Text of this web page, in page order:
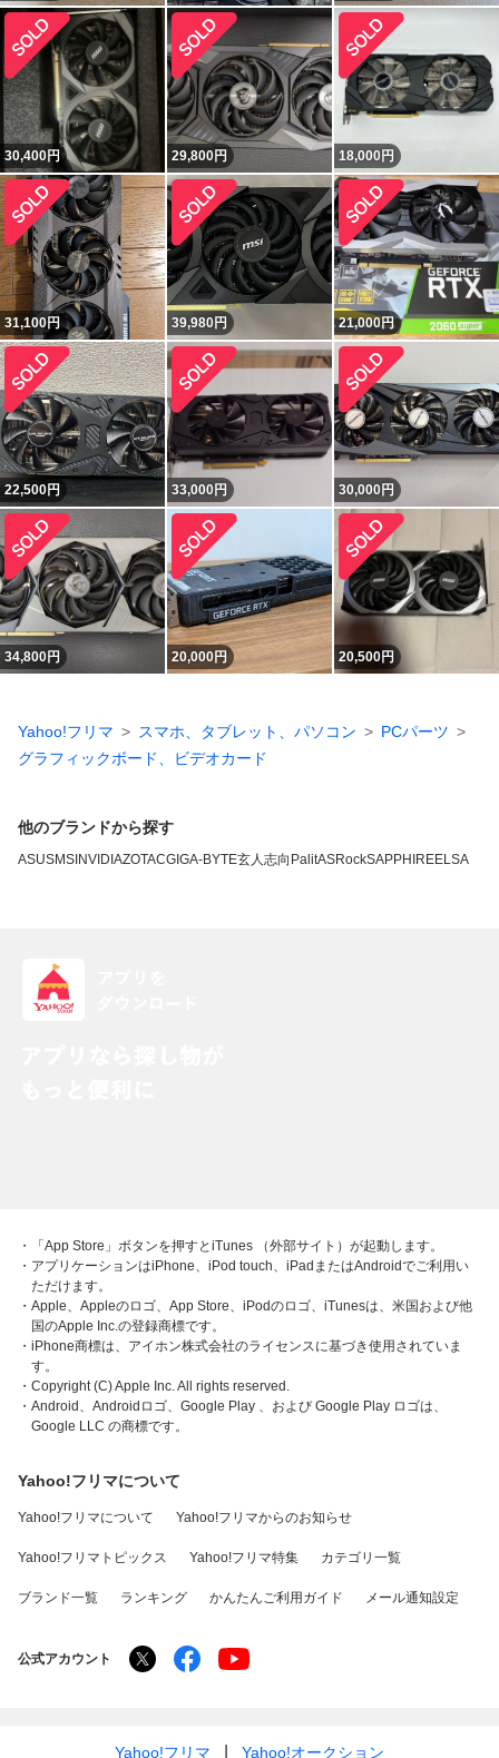
30,400円 29,800円 18,000円
31,100円 39,980円 21,000円
22,500円 33,000円 30,000円
34,800円 20,000円 20,500円
Yahoo!フリマ スマホ、タブレット、パソコン
PCパーツ
グラフィックボード、ビデオカード
他のブランドから探す
ASUSMSI NVIDIAZOTACGIGA-BYTE玄人志向 PalitASRockSAPPHIREELSA
・「App Store」ボタンを押すとiTunes （外部サイト）が起動します。
・アプリケーションはiPhone、iPod touch、iPadまたはAndroidでご利用い
ただけます。
・Apple、Appleのロゴ、App Store、iPodのロゴ、iTunesは、米国および他
国のApple Inc.の登録商標です。
・iPhone商標は、アイホン株式会社のライセンスに基づき使用されていま
す。
・Copyright (C) Apple Inc. All rights reserved.
・Android、Androidロゴ、Google Play 、および Google Play ロゴは、
Google LLC の商標です。
Yahoo!フリマについて
Yahoo!フリマについて Yahoo!フリマからのお知らせ
Yahoo!フリマトピックス Yahoo!フリマ特集 カテゴリ一覧
ブランド一覧 ランキング かんたんご利用ガイド メール通知設定
公式アカウント
Yahoo!フリマ Yahoo!オークション